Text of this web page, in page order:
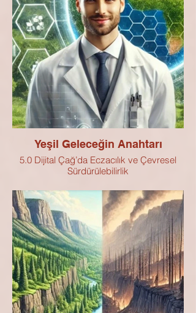
Yeşil Geleceğin Anahtarı
5.0 Dijital Çağ’da Eczacılık ve Çevresel
Sürdürülebilirlik